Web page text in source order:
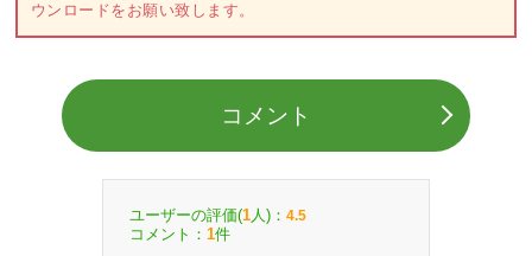
ウンロードをお願い致します。
コメント
ユーザーの評価(1 人)： 4.5
コメント： 1件